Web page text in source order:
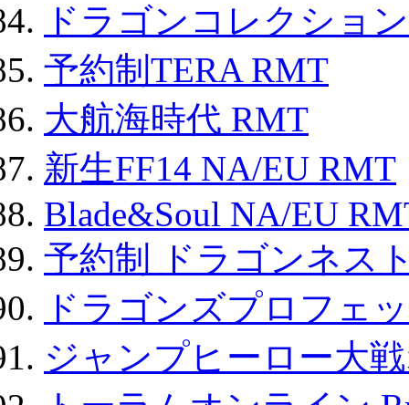
ドラゴンコレクショ
予約制TERA RMT
大航海時代 RMT
新生FF14 NA/EU RMT
Blade&Soul NA/EU
予約制 ドラゴンネス
ドラゴンズプロフェ
ジャンプヒーロー大